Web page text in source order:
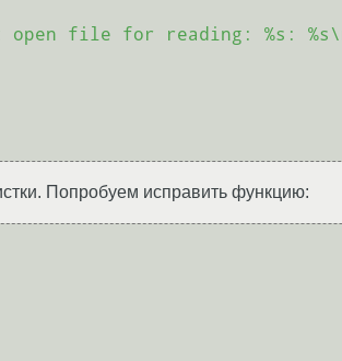
open file for reading: %s:
Попробуем исправить функцию: